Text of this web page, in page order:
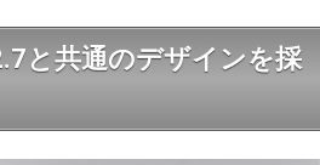
と共通のデザインを採